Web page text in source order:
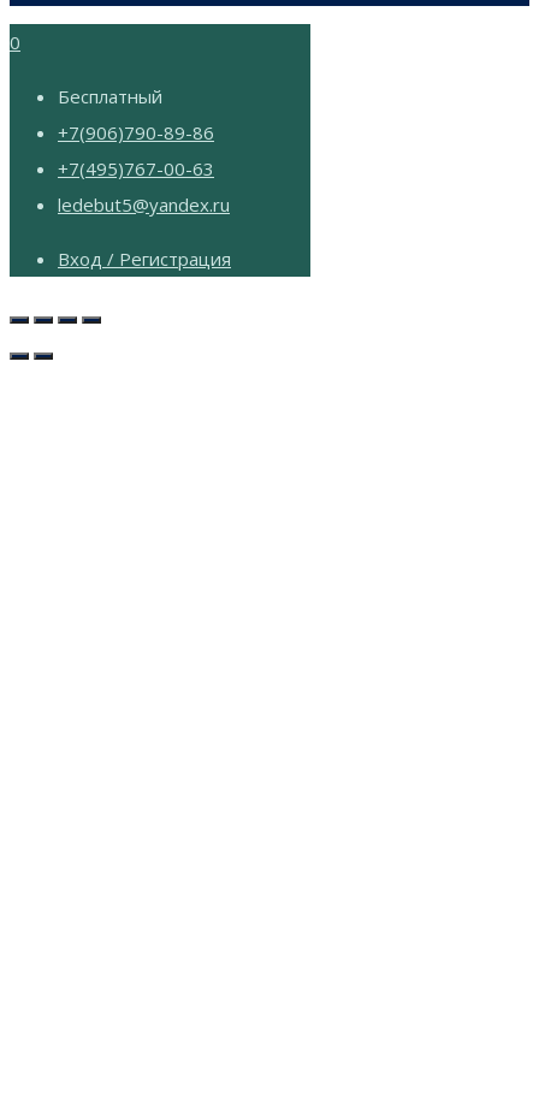
0
Бесплатный
+7(906)790-89-86
+7(495)767-00-63
ledebut5@yandex.ru
Вход / Регистрация